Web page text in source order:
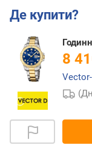
Де купити?
8